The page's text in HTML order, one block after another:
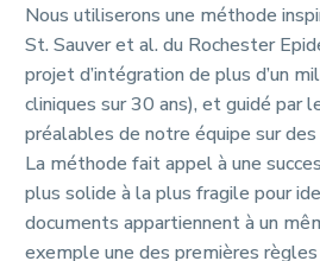
Nous utiliserons une méthode
St. Sauver et al. du Rochester
projet d’intégration de plus d’un
cliniques sur 30 ans), et guidé par
préalables de notre équipe sur
La méthode fait appel à une
plus solide à la plus fragile pour
documents appartiennent à un
exemple une des premières